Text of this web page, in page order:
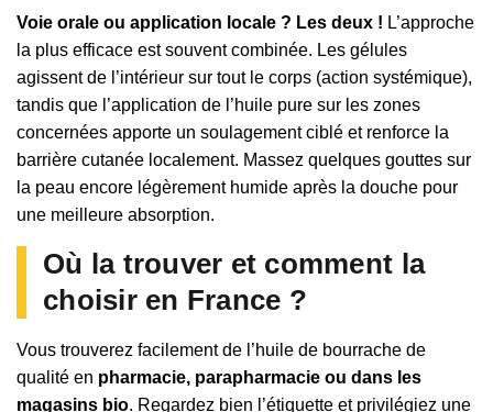
Voie orale ou application locale ? Les deux ! L’approche
la plus efficace est souvent combinée. Les gélules
agissent de l’intérieur sur tout le corps (action systémique),
tandis que l’application de l’huile pure sur les zones
concernées apporte un soulagement ciblé et renforce la
barrière cutanée localement. Massez quelques gouttes sur
la peau encore légèrement humide après la douche pour
une meilleure absorption.
Où la trouver et comment la
choisir en France ?
Vous trouverez facilement de l’huile de bourrache de
qualité en pharmacie, parapharmacie ou dans les
magasins bio. Regardez bien l’étiquette et privilégiez une